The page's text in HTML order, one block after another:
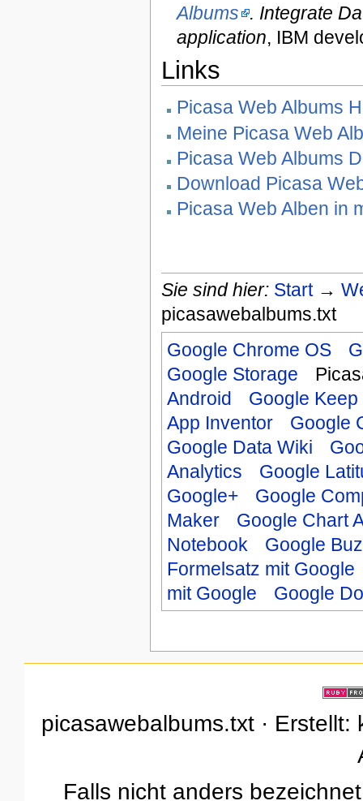
Albums . Integrate
application, IBM
Links
Picasa Web Albums
Meine Picasa Web
Picasa Web Albums
Download Picasa
Picasa Web Alben in
Sie sind hier: Start→
picasawebalbums.txt
Google Chrome OS
Google Storage
Android
Google Keep
App Inventor
Google
Google Data Wiki
Analytics
Google
Google+
Google
Maker
Google Chart
Notebook
Google
Formelsatz mit Google
mit Google
Google
picasawebalbums.txt ·
Falls nicht anders